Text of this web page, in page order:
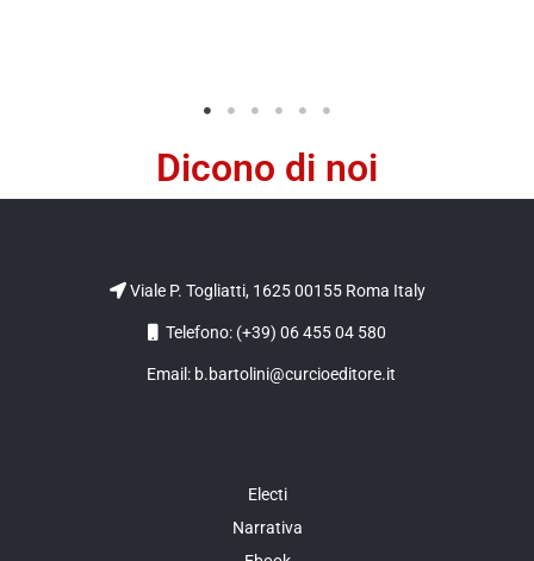
Dicono di noi
Viale P. Togliatti, 1625 00155 Roma Italy
Telefono: (+39) 06 455 04 580
Email: b.bartolini@curcioeditore.it
Electi
Narrativa